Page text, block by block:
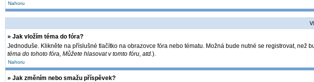
Nahoru
» Jak vložím téma do fóra?
Jednoduše. Klikněte na příslušné tlačítko na obrazovce fóra nebo tématu. Možná bude nutné se registrovat,
téma do tohoto fóra, Můžete hlasovat v tomto fóru, atd.).
Nahoru
» Jak změním nebo smažu příspěvek?